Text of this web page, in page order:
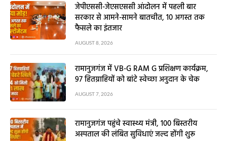
जेपीएससी-जेएसएससी आंदोलन में पहली बार
सरकार से आमने-सामने बातचीत, 10 अगस्त तक
फैसले का इंतजार
AUGUST 8, 2026
रामानुजगंज में VB-G RAM G प्रशिक्षण कार्यक्रम,
97 हितग्राहियों को बांटे स्वेच्छा अनुदान के चेक
AUGUST 7, 2026
रामानुजगंज पहुंचे स्वास्थ्य मंत्री, 100 बिस्तरीय
अस्पताल की लंबित सुविधाएं जल्द होंगी शुरू